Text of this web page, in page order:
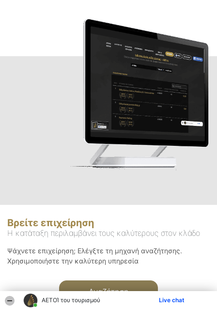
ΑΕΤΟΊ του τουρισμού Live chat
Βρείτε επιχείρηση
Η κατάταξη περιλαμβάνει τους καλύτερους στον κλάδο
Ψάχνετε επιχείρηση; Ελέγξτε τη μηχανή αναζήτησης.
Χρησιμοποιήστε την καλύτερη υπηρεσία
Αναζήτηση